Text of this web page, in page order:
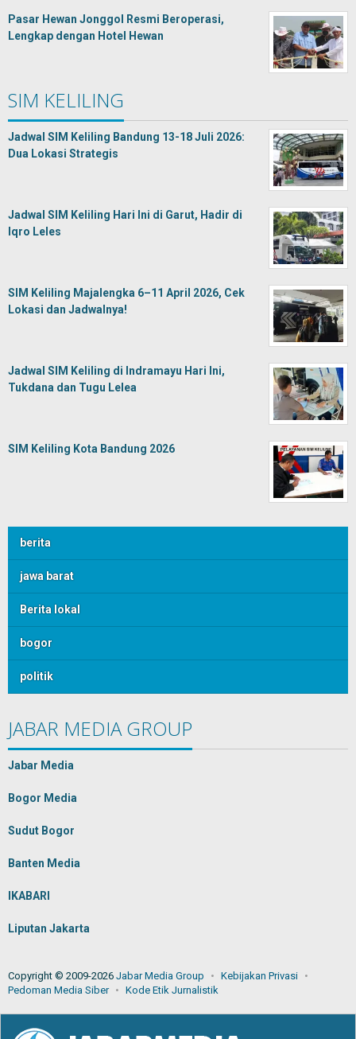
Pasar Hewan Jonggol Resmi Beroperasi,
Lengkap dengan Hotel Hewan
SIM KELILING
Jadwal SIM Keliling Bandung 13-18 Juli 2026:
Dua Lokasi Strategis
Jadwal SIM Keliling Hari Ini di Garut, Hadir di
Iqro Leles
SIM Keliling Majalengka 6–11 April 2026, Cek
Lokasi dan Jadwalnya!
Jadwal SIM Keliling di Indramayu Hari Ini,
Tukdana dan Tugu Lelea
SIM Keliling Kota Bandung 2026
berita
jawa barat
Berita lokal
bogor
politik
JABAR MEDIA GROUP
Jabar Media
Bogor Media
Sudut Bogor
Banten Media
IKABARI
Liputan Jakarta
Copyright © 2009-2026 Jabar Media Group
Kebijakan Privasi
Pedoman Media Siber
Kode Etik Jurnalistik